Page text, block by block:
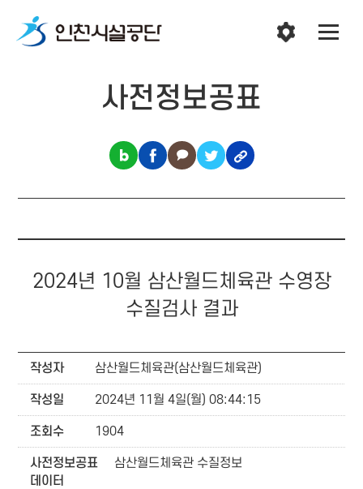
사전정보공표
2024년 10월 삼산월드체육관 수영장
수질검사 결과
작성자 삼산월드체육관(삼산월드체육관)
작성일 2024년 11월 4일(월) 08:44:15
조회수 1904
사전정보공표
데이터
삼산월드체육관 수질정보